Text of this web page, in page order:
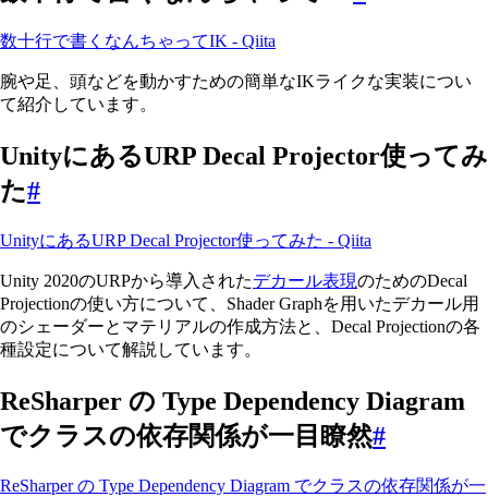
数十行で書くなんちゃってIK - Qiita
腕や足、頭などを動かすための簡単なIKライクな実装につい
て紹介しています。
UnityにあるURP Decal Projector使ってみ
た#
UnityにあるURP Decal Projector使ってみた - Qiita
Unity 2020のURPから導入されたデカール表現のためのDecal
Projectionの使い方について、Shader Graphを用いたデカール用
のシェーダーとマテリアルの作成方法と、Decal Projectionの各
種設定について解説しています。
ReSharper の Type Dependency Diagram
でクラスの依存関係が一目瞭然#
ReSharper の Type Dependency Diagram でクラスの依存関係が一